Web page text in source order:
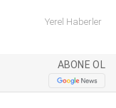
Yerel Haberler
ABONE OL